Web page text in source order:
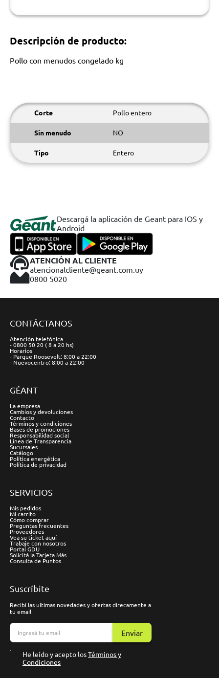
Descripción de producto:
Pollo con menudos congelado kg
Corte Pollo entero
Sin menudo NO
Tipo Entero
Descargá la aplicación de Geant para IOS y
Android
ATENCIÓN AL CLIENTE
atencionalcliente@geant.com.uy
0800 5020
CONTÁCTANOS
Atención telefónica
- 0800 50 20 ( 8 a 20 hs)
Horarios
- Parque Roosevelt: 8:00 a 22:00
- Nuevocentro: 8:00 a 22:00
GÉANT
La empresa
Cambios y devoluciones
Contacto
Términos y condiciones
Bases de promociones
Responsabilidad social
Línea de Transparencia
Sucursales
Catálogo
Política energética
Política de privacidad
SERVICIOS
Mis pedidos
Mi carrito
Cómo comprar
Preguntas frecuentes
Proveedores
Vea su ticket aquí
Trabaje con nosotros
Portal GDU
Solicitá la Tarjeta Más
Consulta de Puntos
Suscríbite
Recibí las ultimas novedades y ofertas direcamente a
tu email
Enviar
He leído y acepto losTérminos y
Condiciones